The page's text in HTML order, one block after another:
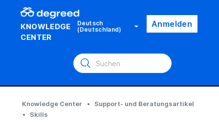
KNOWLEDGE
CENTER
Deutsch
(Deutschland) Anmelden
Knowledge Center
Support- und Beratungsartikel
Skills